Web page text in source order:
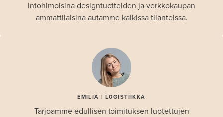
Intohimoisina designtuotteiden ja verkkokaupan
ammattilaisina autamme kaikissa tilanteissa.
EMILIA | LOGISTIIKKA
Tarjoamme edullisen toimituksen luotettujen